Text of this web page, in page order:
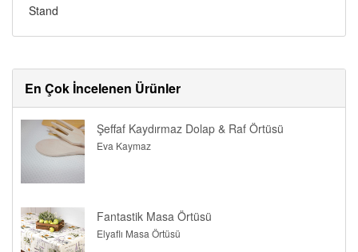
Stand
En Çok İncelenen Ürünler
Şeffaf Kaydırmaz Dolap & Raf Örtüsü
Eva Kaymaz
Fantastik Masa Örtüsü
Elyaflı Masa Örtüsü